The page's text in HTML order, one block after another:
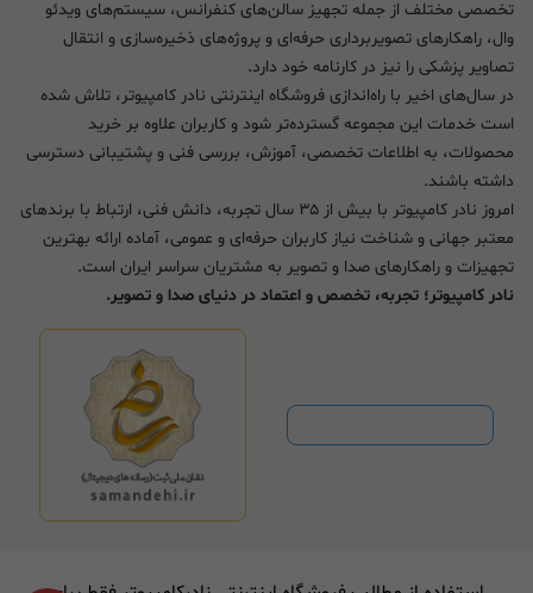
تخصصی مختلف از جمله تجهیز سالن‌های کنفرانس، سیستم‌های ویدئو
وال، راهکارهای تصویربرداری حرفه‌ای و پروژه‌های ذخیره‌سازی و انتقال
تصاویر پزشکی را نیز در کارنامه خود دارد.
در سال‌های اخیر با راه‌اندازی فروشگاه اینترنتی نادر کامپیوتر، تلاش شده
است خدمات این مجموعه گسترده‌تر شود و کاربران علاوه بر خرید
محصولات، به اطلاعات تخصصی، آموزش، بررسی فنی و پشتیبانی دسترسی
داشته باشند.
امروز نادر کامپیوتر با بیش از ۳۵ سال تجربه، دانش فنی، ارتباط با برندهای
معتبر جهانی و شناخت نیاز کاربران حرفه‌ای و عمومی، آماده ارائه بهترین
تجهیزات و راهکارهای صدا و تصویر به مشتریان سراسر ایران است.
نادر کامپیوتر؛ تجربه، تخصص و اعتماد در دنیای صدا و تصویر.